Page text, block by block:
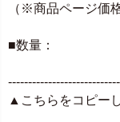
（※商品ページ価
■数量：
▲こちらをコピー